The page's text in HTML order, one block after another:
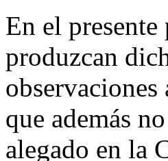
En el
produzcan
que además
alegado en la